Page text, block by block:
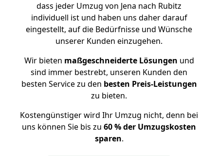
dass jeder Umzug von Jena nach Rubitz
individuell ist und haben uns daher darauf
eingestellt, auf die Bedürfnisse und Wünsche
unserer Kunden einzugehen.
Wir bieten maßgeschneiderte Lösungen und
sind immer bestrebt, unseren Kunden den
besten Service zu den besten Preis-Leistungen
zu bieten.
Kostengünstiger wird Ihr Umzug nicht, denn bei
uns können Sie bis zu 60 % der Umzugskosten
sparen.